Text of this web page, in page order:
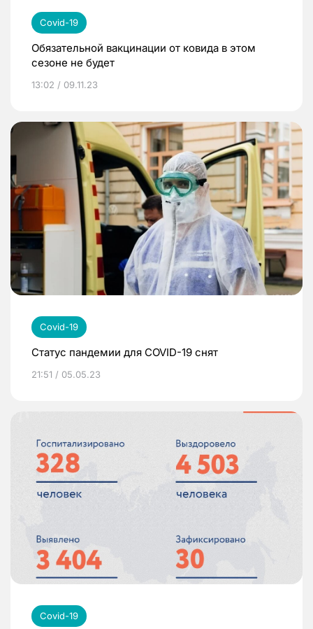
Covid-19
Обязательной вакцинации от ковида в этом
сезоне не будет
13:02 / 09.11.23
Covid-19
Статус пандемии для COVID-19 снят
21:51 / 05.05.23
Covid-19